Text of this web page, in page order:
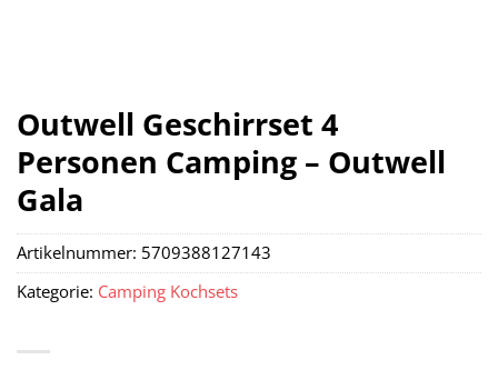
Outwell Geschirrset 4
Personen Camping – Outwell
Gala
Artikelnummer: 5709388127143
Kategorie: Camping Kochsets